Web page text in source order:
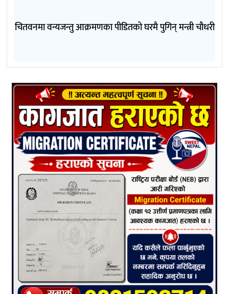
चितवनमा वन्यजन्तु आक्रमणका पीडितको घरमै पुगिन् मन्त्री चौधरी